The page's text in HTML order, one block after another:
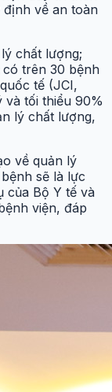
định về an toàn
chất lượng;
trên 30 bệnh
tế (JCI,
và tối thiểu 90%
lý chất lượng,
về quản lý
sẽ là lực
của Bộ Y tế và
viện, đáp